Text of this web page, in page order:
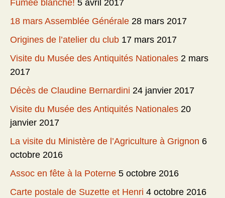
Fumée blanche! 5 avril 2017
18 mars Assemblée Générale 28 mars 2017
Origines de l’atelier du club 17 mars 2017
Visite du Musée des Antiquités Nationales 2 mars
2017
Décès de Claudine Bernardini 24 janvier 2017
Visite du Musée des Antiquités Nationales 20
janvier 2017
La visite du Ministère de l’Agriculture à Grignon 6
octobre 2016
Assoc en fête à la Poterne 5 octobre 2016
Carte postale de Suzette et Henri 4 octobre 2016